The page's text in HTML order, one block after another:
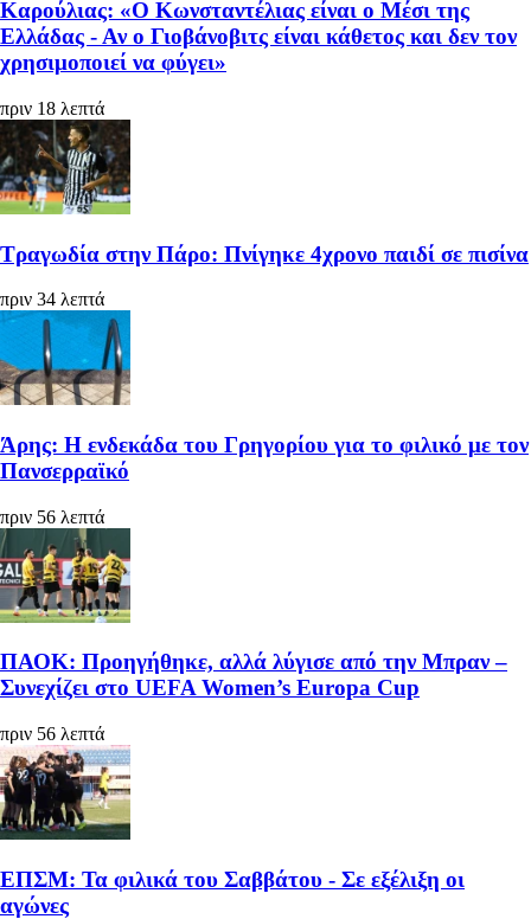
Καρούλιας: «Ο Κωνσταντέλιας είναι ο Μέσι της
Ελλάδας - Αν ο Γιοβάνοβιτς είναι κάθετος και δεν τον
χρησιμοποιεί να φύγει»
πριν 18 λεπτά
Τραγωδία στην Πάρο: Πνίγηκε 4χρονο παιδί σε πισίνα
πριν 34 λεπτά
Άρης: Η ενδεκάδα του Γρηγορίου για το φιλικό με τον
Πανσερραϊκό
πριν 56 λεπτά
ΠΑΟΚ: Προηγήθηκε, αλλά λύγισε από την Μπραν –
Συνεχίζει στο UEFA Women’s Europa Cup
πριν 56 λεπτά
ΕΠΣΜ: Τα φιλικά του Σαββάτου - Σε εξέλιξη οι
αγώνες